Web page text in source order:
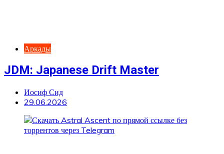
Аркады
JDM: Japanese Drift Master
Иосиф Сид
29.06.2026